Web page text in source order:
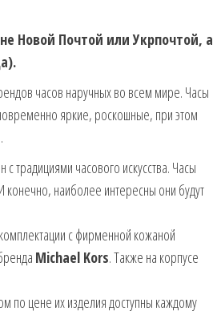
Новой Почтой или Укрпочтой, а
часов наручных во всем мире. Часы
яркие, роскошные, при этом
традициями часового искусства. Часы
конечно, наиболее интересны они будут
с фирменной кожаной
Michael Kors. Также на корпусе
по цене их изделия доступны каждому